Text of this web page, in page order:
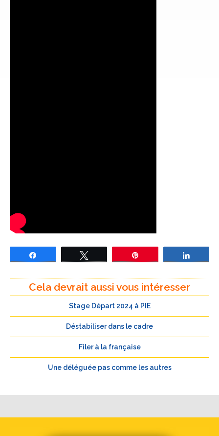
Cela devrait aussi vous intéresser
Stage Départ 2024 à PIE
Déstabiliser dans le cadre
Filer à la française
Une déléguée pas comme les autres